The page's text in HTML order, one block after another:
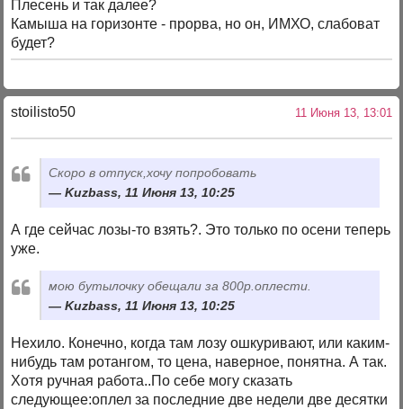
Плесень и так далее?
Камыша на горизонте - прорва, но он, ИМХО, слабоват
будет?
stoilisto50 11 Июня 13, 13:01
Скоро в отпуск,хочу попробовать
Kuzbass, 11 Июня 13, 10:25
А где сейчас лозы-то взять?. Это только по осени теперь
уже.
мою бутылочку обещали за 800р.оплести.
Kuzbass, 11 Июня 13, 10:25
Нехило. Конечно, когда там лозу ошкуривают, или каким-
нибудь там ротангом, то цена, наверное, понятна. А так.
Хотя ручная работа..По себе могу сказать
следующее:оплел за последние две недели две десятки